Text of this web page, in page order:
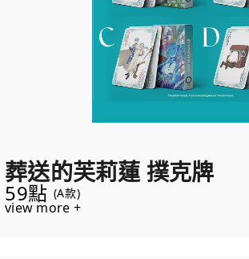
葬送的芙莉蓮 撲克牌
59點 (A款)
view more +